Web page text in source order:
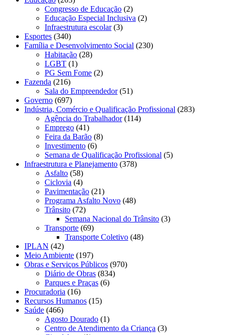
Congresso de Educação (2)
Educação Especial Inclusiva (2)
Infraestrutura escolar(3)
Esportes (340)
Família e Desenvolvimento Social (230)
Habitação (28)
LGBT (1)
PG Sem Fome (2)
Fazenda (216)
Sala do Empreendedor(51)
Governo (697)
Indústria, Comércio e Qualificação Profissional (283)
Agência do Trabalhador(114)
Emprego (41)
Feira da Barão (8)
Investimento (6)
Semana de Qualificação Profissional (5)
Infraestrutura e Planejamento (378)
Asfalto (58)
Ciclovia (4)
Pavimentação (21)
Programa Asfalto Novo (48)
Trânsito (72)
Semana Nacional do Trânsito (3)
Transporte (69)
Transporte Coletivo (48)
IPLAN (42)
Meio Ambiente (197)
Obras e Serviços Públicos (970)
Diário de Obras (834)
Parques e Praças (6)
Procuradoria (16)
Recursos Humanos (15)
Saúde (466)
Agosto Dourado (1)
Centro de Atendimento da Criança (3)